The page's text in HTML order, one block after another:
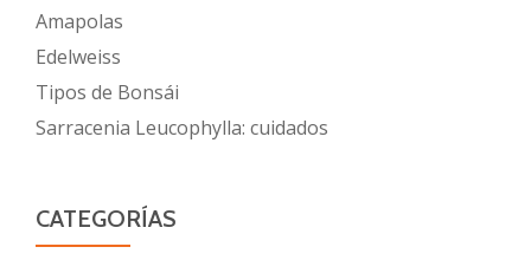
Amapolas
Edelweiss
Tipos de Bonsái
Sarracenia Leucophylla: cuidados
CATEGORÍAS